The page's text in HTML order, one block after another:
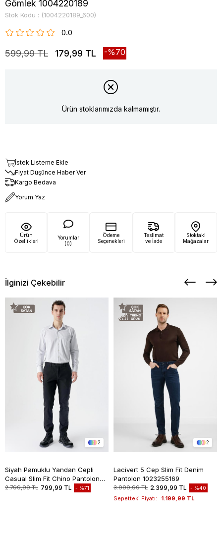
Gömlek 1004220189
Stok Kodu (1004220189_600)
0.0
599,99 TL 179,99 TL 70
Ürün stoklarımızda kalmamıştır.
İstek Listeme Ekle
Fiyat Düşünce Haber Ver
Kargo Bedava
Yorum Yaz
Ürün
Özellikleri
Yorumlar
(0)
Ödeme
Seçenekleri
Teslimat
ve İade
Stoktaki
Mağazalar
İlginizi Çekebilir
2
Siyah Pamuklu Yandan Cepli
Casual Slim Fit Chino Pantolon
1003235117
2.799,99 TL 799,99 TL %71
2
Lacivert 5 Cep Slim Fit Denim
Pantolon 1023255169
3.999,99 TL 2.399,99 TL %40
Sepetteki Fiyatı: 1.199,99 TL